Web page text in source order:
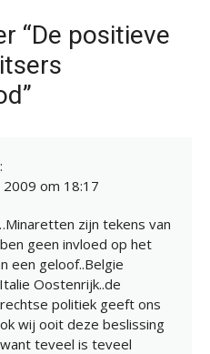
“De positieve
om 18:17
zijn tekens van
geen invloed op het
een geloof..Belgie
Oostenrijk..de
politiek geeft ons
wij ooit deze beslissing
teveel is teveel